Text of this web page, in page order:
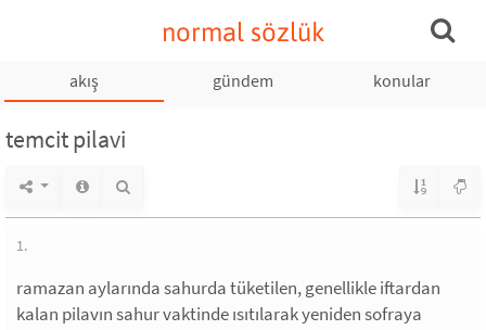
normal sözlük
akış gündem konular
temcit pilavi
1.
ramazan aylarında sahurda tüketilen, genellikle iftardan
kalan pilavın sahur vaktinde ısıtılarak yeniden sofraya